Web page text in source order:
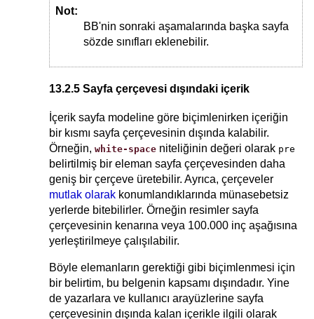
Not:
BB'nin sonraki aşamalarında başka sayfa
sözde sınıfları eklenebilir.
13.2.5 Sayfa çerçevesi dışındaki içerik
İçerik sayfa modeline göre biçimlenirken içeriğin
bir kısmı sayfa çerçevesinin dışında kalabilir.
Örneğin, white-space niteliğinin değeri olarak pre
belirtilmiş bir eleman sayfa çerçevesinden daha
geniş bir çerçeve üretebilir. Ayrıca, çerçeveler
mutlak olarak konumlandıklarında münasebetsiz
yerlerde bitebilirler. Örneğin resimler sayfa
çerçevesinin kenarına veya 100.000 inç aşağısına
yerleştirilmeye çalışılabilir.
Böyle elemanların gerektiği gibi biçimlenmesi için
bir belirtim, bu belgenin kapsamı dışındadır. Yine
de yazarlara ve kullanıcı arayüzlerine sayfa
çerçevesinin dışında kalan içerikle ilgili olarak